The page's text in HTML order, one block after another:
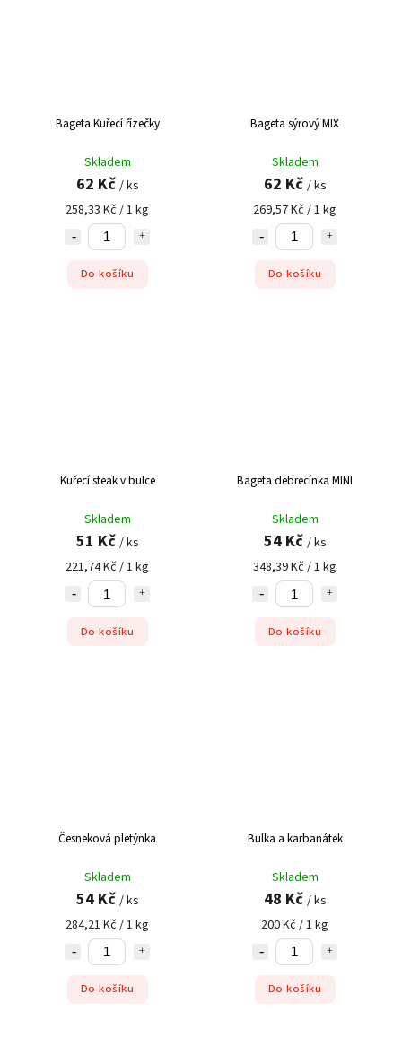
Bageta Kuřecí řízečky
Skladem
62 Kč / ks
258,33 Kč / 1 kg
Do košíku
Bageta sýrový MIX
Skladem
62 Kč / ks
269,57 Kč / 1 kg
Do košíku
Kuřecí steak v bulce
Skladem
51 Kč / ks
221,74 Kč / 1 kg
Do košíku
Bageta debrecínka MINI
Skladem
54 Kč / ks
348,39 Kč / 1 kg
Do košíku
Česneková pletýnka
Skladem
54 Kč / ks
284,21 Kč / 1 kg
Do košíku
Bulka a karbanátek
Skladem
48 Kč / ks
200 Kč / 1 kg
Do košíku